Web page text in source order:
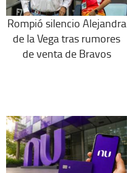
Rompió silencio Alejandra
de la Vega tras rumores
de venta de Bravos